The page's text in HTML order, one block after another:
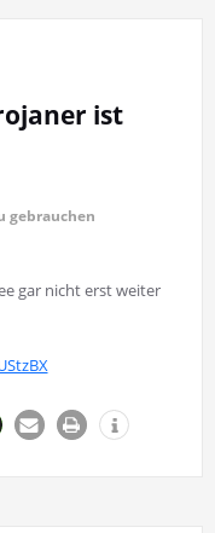
ist
gebrauchen
gar nicht erst weiter